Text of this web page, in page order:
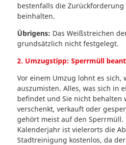
bestenfalls die
beinhalten.
Übrigens: Das Weißstreichen
grundsätzlich nicht festgelegt.
2. Umzugstipp: Sperrmüll
Vor einem Umzug lohnt es sich,
auszumisten. Alles, was sich in
befindet und Sie nicht behalten
verschenkt, verkauft oder
gehört meist auf den Sperrmüll.
Kalenderjahr ist vielerorts die
Stadtreinigung kostenlos, da